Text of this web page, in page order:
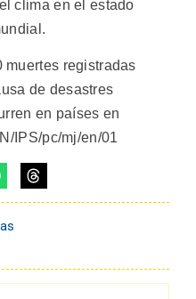
clima en el estado
muertes registradas
de desastres
en países en
IPS/pc/mj/en/01